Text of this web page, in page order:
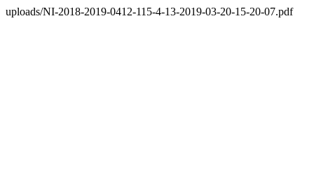
uploads/NI-2018-2019-0412-115-4-13-2019-03-20-15-20-07.pdf